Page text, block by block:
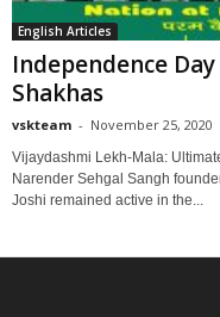
English Articles
Independence
Shakhas
vskteam - November 25, 2020
Vijaydashmi Lekh-Mala:
Narender Sehgal Sangh
Joshi remained active in the...